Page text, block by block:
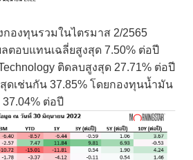
องทุนรวมในไตรมาส 2/2565
ตอบแทนเฉลี่ยสูงสุด 7.50% ต่อปี
ติดลบสูงสุด 27.71% ต่อปี
ดเช่นกัน 37.85% โดยกองทุนน้ำมัน
ต่อปี